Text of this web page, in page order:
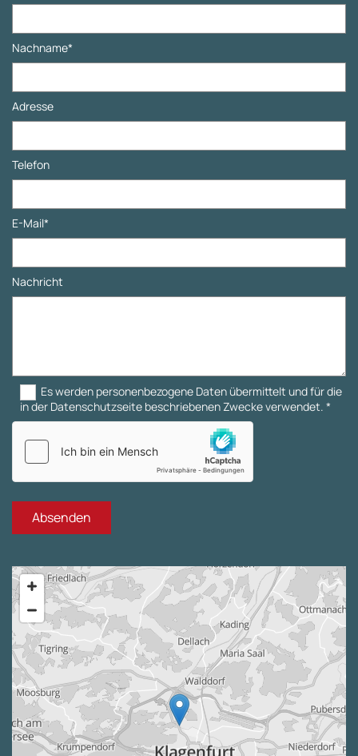
Nachname*
Adresse
Telefon
E-Mail*
Nachricht
Es werden personenbezogene Daten übermittelt und für die
in der Datenschutzseite beschriebenen Zwecke verwendet. *